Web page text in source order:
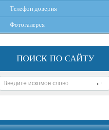
Телефон доверия
Фотогалерея
ПОИСК ПО САЙТУ